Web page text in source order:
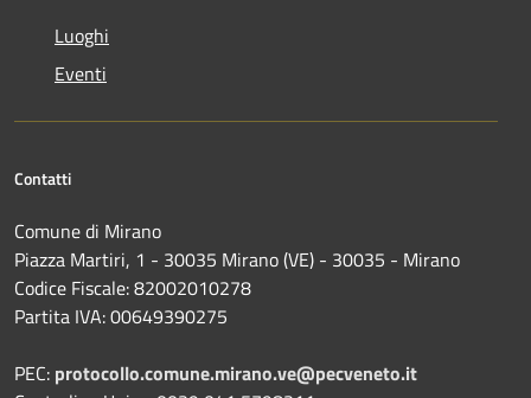
Luoghi
Eventi
Contatti
Comune di Mirano
Piazza Martiri, 1 - 30035 Mirano (VE) - 30035 - Mirano
Codice Fiscale: 82002010278
Partita IVA: 00649390275
PEC: protocollo.comune.mirano.ve@pecveneto.it